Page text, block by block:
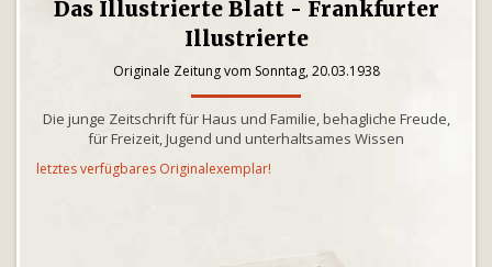
Das Illustrierte Blatt - Frankfurter
Illustrierte
Originale Zeitung vom Sonntag, 20.03.1938
Die junge Zeitschrift für Haus und Familie, behagliche Freude,
für Freizeit, Jugend und unterhaltsames Wissen
letztes verfügbares Originalexemplar!